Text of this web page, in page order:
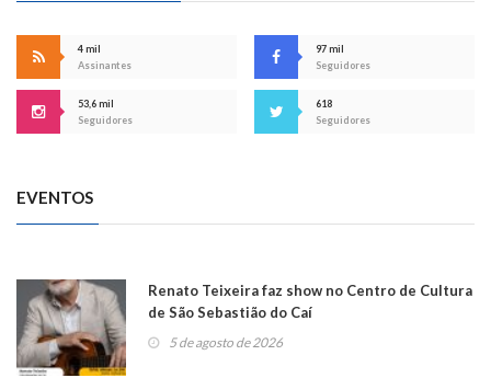
4 mil
Assinantes
97 mil
Seguidores
53,6 mil
Seguidores
618
Seguidores
EVENTOS
Renato Teixeira faz show no Centro de Cultura
de São Sebastião do Caí
5 de agosto de 2026